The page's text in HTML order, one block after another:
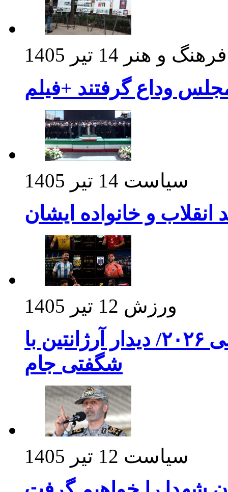
فرهنگ و هنر 14 تیر 1405
وداع گرفتند +فیلم
سیاست 14 تیر 1405
انقلاب و خانواده ایشان
ورزش 12 تیر 1405
برنامه بازی های امشب جام جهانی ۲۰۲۶/ دیدار آرژانتین با
شگفتی جام
سیاست 12 تیر 1405